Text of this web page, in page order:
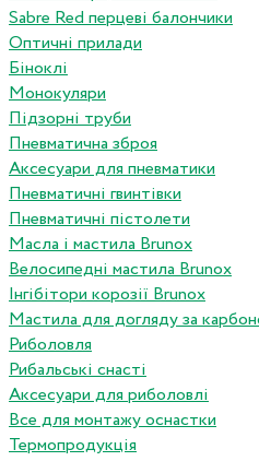
Sabre Red перцеві балончики
Оптичні прилади
Біноклі
Монокуляри
Підзорні труби
Пневматична зброя
Аксесуари для пневматики
Пневматичні гвинтівки
Пневматичні пістолети
Масла і мастила Brunox
Велосипедні мастила Brunox
Інгібітори корозії Brunox
Мастила для догляду за
Риболовля
Рибальські снасті
Аксесуари для риболовлі
Все для монтажу оснастки
Термопродукція